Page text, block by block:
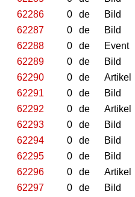
62286
0 de Bild
62287
0 de Bild
62288
0 de Event
62289
0 de Bild
62290
0 de Artikel
62291
0 de Bild
62292
0 de Artikel
62293
0 de Bild
62294
0 de Bild
62295
0 de Bild
62296
0 de Artikel
62297
0 de Bild